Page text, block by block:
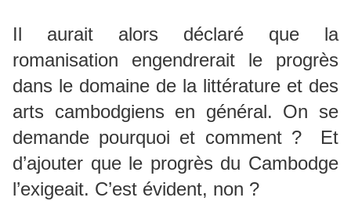
Il aurait alors déclaré que la
romanisation engendrerait le progrès
dans le domaine de la littérature et des
arts cambodgiens en général. On se
demande pourquoi et comment ? Et
d’ajouter que le progrès du Cambodge
l’exigeait. C’est évident, non ?